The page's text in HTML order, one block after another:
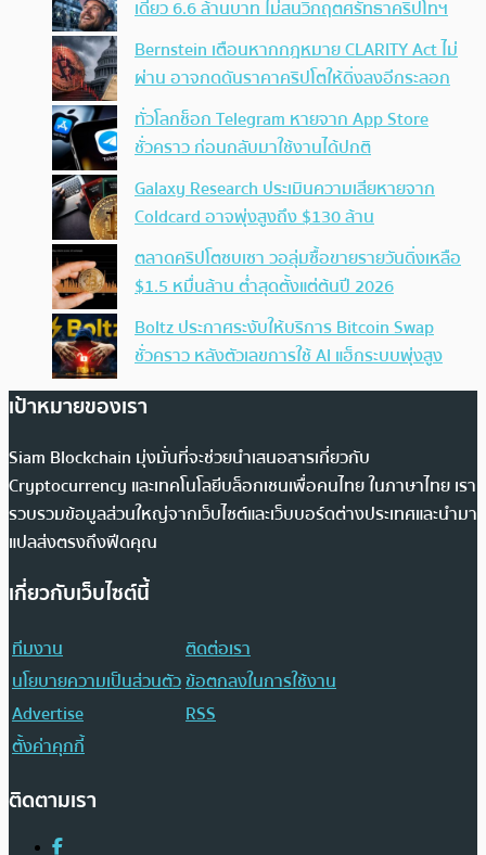
เดียว 6.6 ล้านบาท ไม่สนวิกฤตศรัทธาคริปโทฯ
Bernstein เตือนหากกฎหมาย CLARITY Act ไม่
ผ่าน อาจกดดันราคาคริปโตให้ดิ่งลงอีกระลอก
ทั่วโลกช็อก Telegram หายจาก App Store
ชั่วคราว ก่อนกลับมาใช้งานได้ปกติ
Galaxy Research ประเมินความเสียหายจาก
Coldcard อาจพุ่งสูงถึง $130 ล้าน
ตลาดคริปโตซบเซา วอลุ่มซื้อขายรายวันดิ่งเหลือ
$1.5 หมื่นล้าน ต่ำสุดตั้งแต่ต้นปี 2026
Boltz ประกาศระงับให้บริการ Bitcoin Swap
ชั่วคราว หลังตัวเลขการใช้ AI แฮ็กระบบพุ่งสูง
เป้าหมายของเรา
Siam Blockchain มุ่งมั่นที่จะช่วยนำเสนอสารเกี่ยวกับ
Cryptocurrency และเทคโนโลยีบล็อกเชนเพื่อคนไทย ในภาษาไทย เรา
รวบรวมข้อมูลส่วนใหญ่จากเว็บไซต์และเว็บบอร์ดต่างประเทศและนำมา
แปลส่งตรงถึงฟีดคุณ
เกี่ยวกับเว็บไซต์นี้
ทีมงาน
ติดต่อเรา
นโยบายความเป็นส่วนตัวข้อตกลงในการใช้งาน
Advertise
RSS
ตั้งค่าคุกกี้
ติดตามเรา